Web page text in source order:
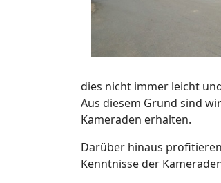
dies nicht immer leicht
Aus diesem Grund sind
Kameraden erhalten.
Darüber hinaus
Kenntnisse der